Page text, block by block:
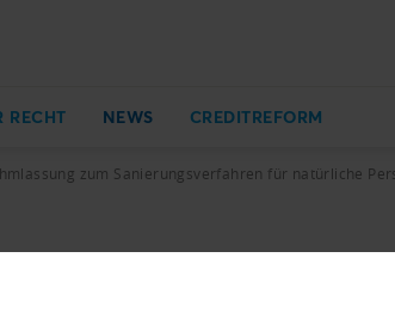
RECHT NEWS CREDITREFORM
zum Sanierungsverfahren für natürliche
für